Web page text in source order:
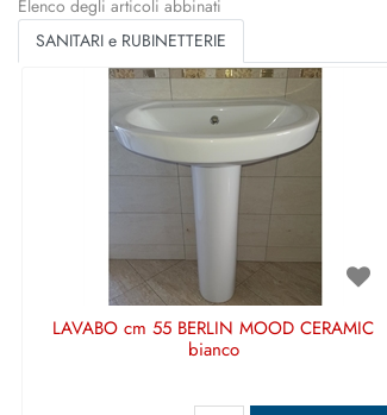
Elenco degli articoli abbinati
SANITARI e RUBINETTERIE
LAVABO cm 55 BERLIN MOOD CERAMIC
bianco